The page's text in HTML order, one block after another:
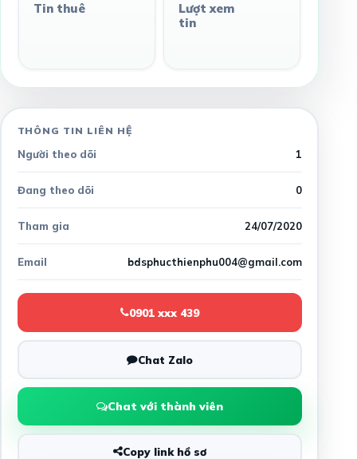
Tin thuê
Lượt xem
tin
THÔNG TIN LIÊN HỆ
Người theo dõi 1
Đang theo dõi 0
Tham gia 24/07/2020
Email bdsphucthienphu004@gmail.com
0901 xxx 439
Chat Zalo
Chat với thành viên
Copy link hồ sơ